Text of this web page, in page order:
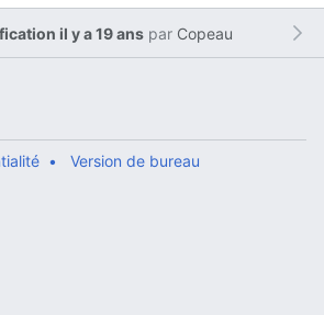
il y a 19 anspar Copeau
Version de bureau